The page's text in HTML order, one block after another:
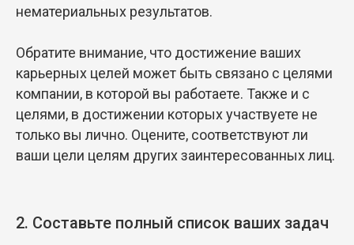
нематериальных результатов.
Обратите внимание, что достижение ваших
карьерных целей может быть связано с целями
компании, в которой вы работаете. Также и с
целями, в достижении которых участвуете не
только вы лично. Оцените, соответствуют ли
ваши цели целям других заинтересованных лиц.
2. Составьте полный список ваших задач